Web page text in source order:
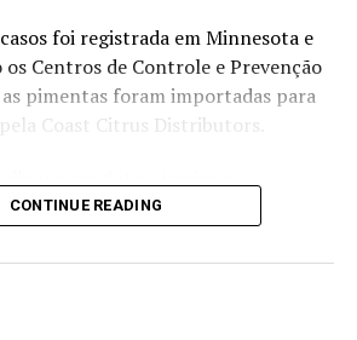
de players tanto externos quanto
alimentação animal e bioenergia”,
em agosto deste ano atingiram
de 2024. Os portos do Arco
o principal eixo de escoamento
39,8% da movimentação. Na
foi registrada em Minnesota e
os Centros de Controle e Prevenção
as pimentas foram importadas para
Coast Citrus Distributors.
entre eles grandes redes de
aos pedidos de comentário.
das principais commodities do
CONTINUE READING